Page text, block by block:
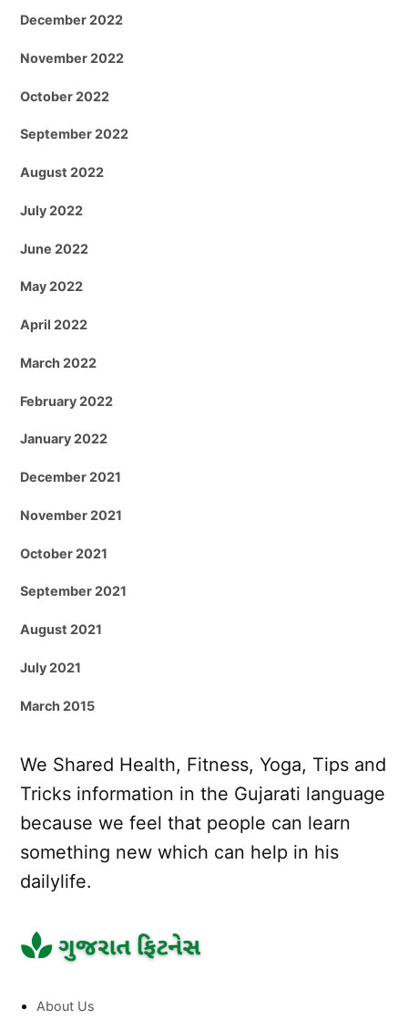
December 2022
November 2022
October 2022
September 2022
August 2022
July 2022
June 2022
May 2022
April 2022
March 2022
February 2022
January 2022
December 2021
November 2021
October 2021
September 2021
August 2021
July 2021
March 2015
We Shared Health, Fitness, Yoga, Tips and
Tricks information in the Gujarati language
because we feel that people can learn
something new which can help in his
dailylife.
About Us